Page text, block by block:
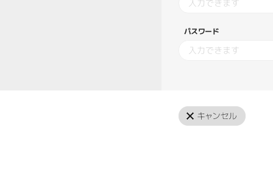
パスワード